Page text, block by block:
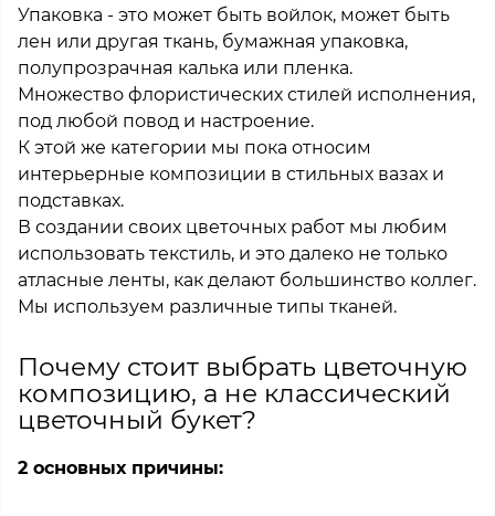
Упаковка - это может быть войлок, может быть
лен или другая ткань, бумажная упаковка,
полупрозрачная калька или пленка.
Множество флористических стилей исполнения,
под любой повод и настроение.
К этой же категории мы пока относим
интерьерные композиции в стильных вазах и
подставках.
В создании своих цветочных работ мы любим
использовать текстиль, и это далеко не только
атласные ленты, как делают большинство коллег.
Мы используем различные типы тканей.
Почему стоит выбрать цветочную
композицию, а не классический
цветочный букет?
2 основных причины: